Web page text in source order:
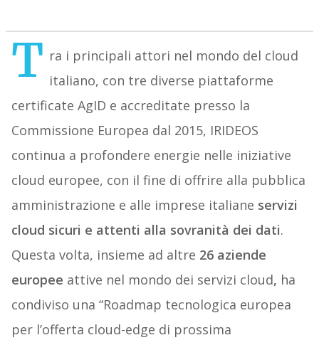
T ra i principali attori nel mondo del cloud
italiano, con tre diverse piattaforme
certificate AgID e accreditate presso la
Commissione Europea dal 2015, IRIDEOS
continua a profondere energie nelle iniziative
cloud europee, con il fine di offrire alla pubblica
amministrazione e alle imprese italiane servizi
cloud sicuri e attenti alla sovranità dei dati.
Questa volta, insieme ad altre 26 aziende
europee attive nel mondo dei servizi cloud, ha
condiviso una “Roadmap tecnologica europea
per l’offerta cloud-edge di prossima